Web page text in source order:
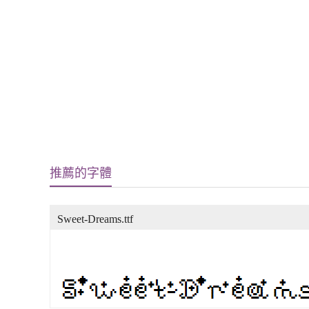
推薦的字體
Sweet-Dreams.ttf